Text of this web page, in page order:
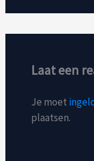
Laat een
Je moet
plaatsen.